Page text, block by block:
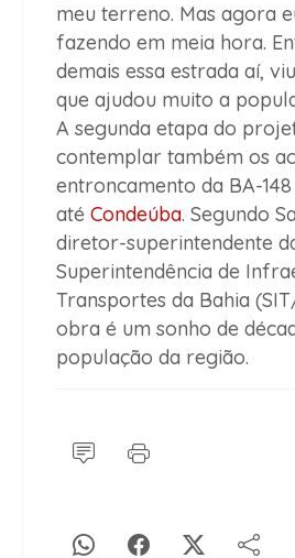
meu terreno. Mas agora
fazendo em meia hora.
demais essa estrada aí,
que ajudou muito a
A segunda etapa do
contemplar também os
entroncamento da BA-
até Condeúba. Segundo
diretor-superintendente
Superintendência de
Transportes da Bahia
obra é um sonho de
população da região.